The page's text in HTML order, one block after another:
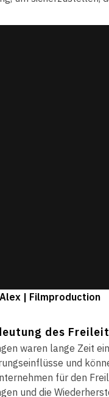
| Filmproduction
des
waren lange Zeit
und
für den
und die